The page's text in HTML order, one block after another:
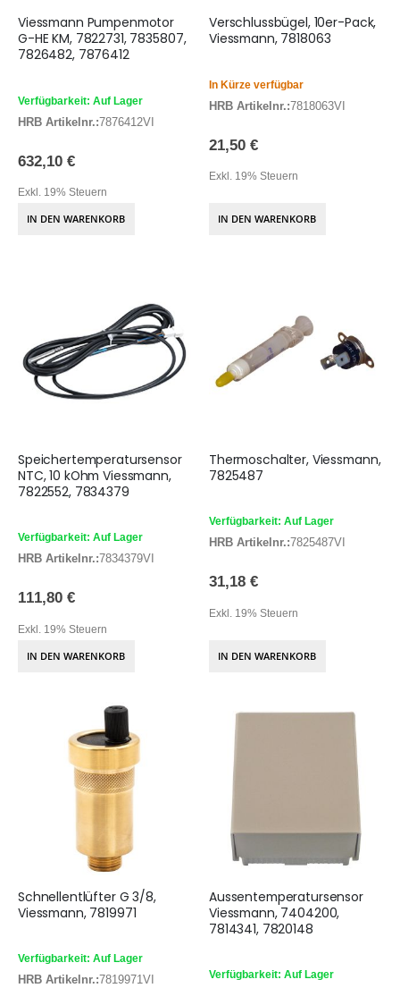
Viessmann Pumpenmotor
G-HE KM, 7822731, 7835807,
7826482, 7876412
Verfügbarkeit: Auf Lager
HRB Artikelnr.:7876412VI
632,10 €
Exkl. 19% Steuern
IN DEN WARENKORB
Verschlussbügel, 10er-Pack,
Viessmann, 7818063
In Kürze verfügbar
HRB Artikelnr.:7818063VI
21,50 €
Exkl. 19% Steuern
IN DEN WARENKORB
Speichertemperatursensor
NTC, 10 kOhm Viessmann,
7822552, 7834379
Verfügbarkeit: Auf Lager
HRB Artikelnr.:7834379VI
111,80 €
Exkl. 19% Steuern
IN DEN WARENKORB
Thermoschalter, Viessmann,
7825487
Verfügbarkeit: Auf Lager
HRB Artikelnr.:7825487VI
31,18 €
Exkl. 19% Steuern
IN DEN WARENKORB
Schnellentlüfter G 3/8,
Viessmann, 7819971
Verfügbarkeit: Auf Lager
HRB Artikelnr.:7819971VI
Aussentemperatursensor
Viessmann, 7404200,
7814341, 7820148
Verfügbarkeit: Auf Lager